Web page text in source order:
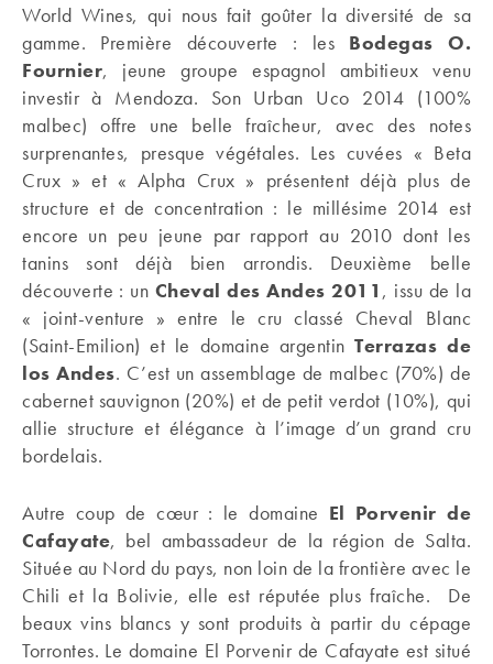
World Wines, qui nous fait goûter la diversité de sa
gamme. Première découverte : les Bodegas O.
Fournier, jeune groupe espagnol ambitieux venu
investir à Mendoza. Son Urban Uco 2014 (100%
malbec) offre une belle fraîcheur, avec des notes
surprenantes, presque végétales. Les cuvées « Beta
Crux » et « Alpha Crux » présentent déjà plus de
structure et de concentration : le millésime 2014 est
encore un peu jeune par rapport au 2010 dont les
tanins sont déjà bien arrondis. Deuxième belle
découverte : un Cheval des Andes 2011 , issu de la
« joint-venture » entre le cru classé Cheval Blanc
(Saint-Emilion) et le domaine argentinTerrazas de
los Andes. C’est un assemblage de malbec (70%) de
cabernet sauvignon (20%) et de petit verdot (10%), qui
allie structure et élégance à l’image d’un grand cru
bordelais.
Autre coup de cœur : le domaine El Porvenir de
Cafayate, bel ambassadeur de la région de Salta.
Située au Nord du pays, non loin de la frontière avec le
Chili et la Bolivie, elle est réputée plus fraîche. De
beaux vins blancs y sont produits à partir du cépage
Torrontes. Le domaine El Porvenir de Cafayate est situé